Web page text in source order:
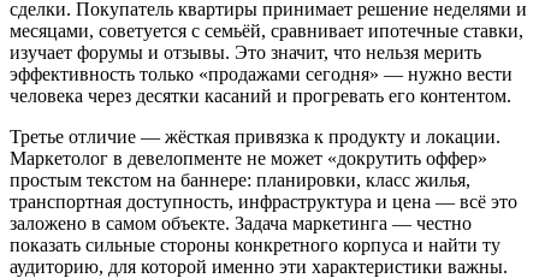
сделки. Покупатель квартиры принимает решение неделями и
месяцами, советуется с семьёй, сравнивает ипотечные ставки,
изучает форумы и отзывы. Это значит, что нельзя мерить
эффективность только «продажами сегодня» — нужно вести
человека через десятки касаний и прогревать его контентом.
Третье отличие — жёсткая привязка к продукту и локации.
Маркетолог в девелопменте не может «докрутить оффер»
простым текстом на баннере: планировки, класс жилья,
транспортная доступность, инфраструктура и цена — всё это
заложено в самом объекте. Задача маркетинга — честно
показать сильные стороны конкретного корпуса и найти ту
аудиторию, для которой именно эти характеристики важны.